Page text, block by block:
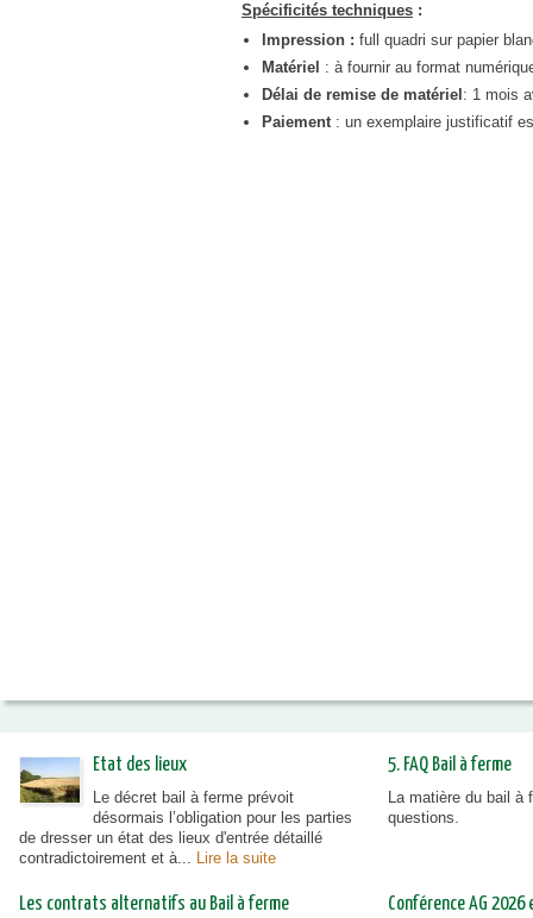
Spécificités techniques :
Impression : full quadri sur papier
Matériel : à fournir au format
Délai de remise de matériel: 1 mois
Paiement : un exemplaire justificatif
Etat des lieux
Le décret bail à ferme prévoit
désormais l’obligation pour les parties
de dresser un état des lieux d'entrée détaillé
contradictoirement et à... Lire la suite
5. FAQ Bail à ferme
La matière du bail à
questions.
Les contrats alternatifs au Bail à ferme Conférence AG